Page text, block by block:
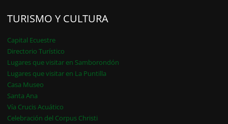
TURISMO Y CULTURA
Capital Ecuestre
Directorio Turístico
Lugares que visitar en Samborondón
Lugares que visitar en La Puntilla
Casa Museo
Santa Ana
Vía Crucis Acuático
Celebración del Corpus Christi